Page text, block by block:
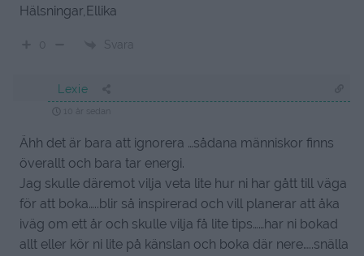
Hälsningar,Ellika
0 Svara
Lexie
10 år sedan
Ähh det är bara att ignorera …sådana människor finns
överallt och bara tar energi.
Jag skulle däremot vilja veta lite hur ni har gått till väga
för att boka…..blir så inspirerad och vill planerar att åka
iväg om ett år och skulle vilja få lite tips……har ni bokad
allt eller kör ni lite på känslan och boka där nere…..snälla